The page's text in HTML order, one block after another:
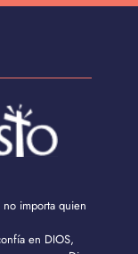
importa quien
en DIOS,